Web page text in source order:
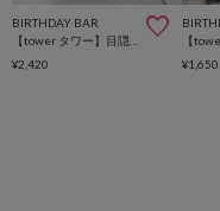
BIRTHDAY BAR
¥2,420
¥1,650